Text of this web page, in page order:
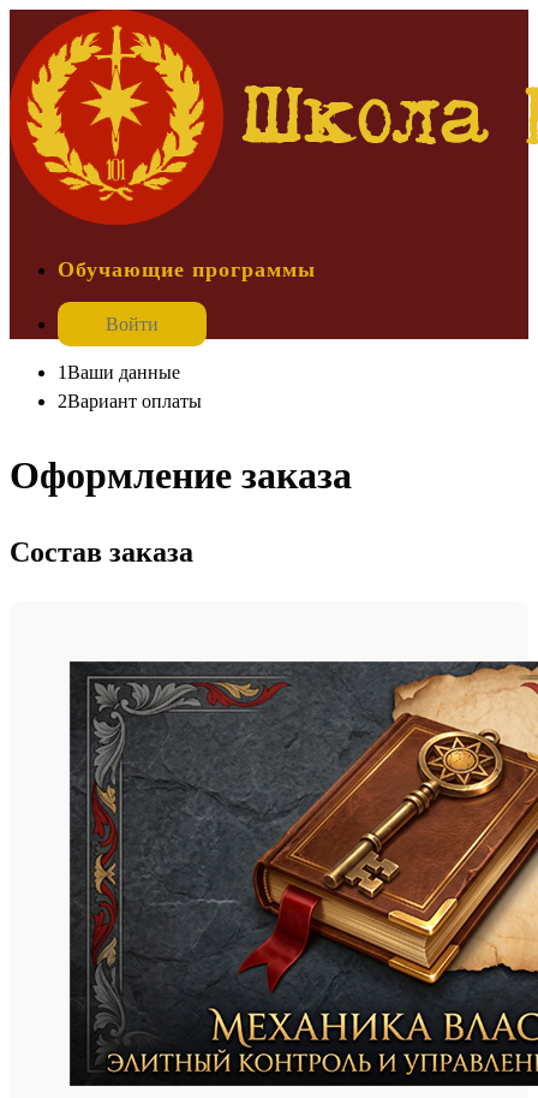
Обучающие программы
Войти
1Ваши данные
2Вариант оплаты
Оформление заказа
Состав заказа